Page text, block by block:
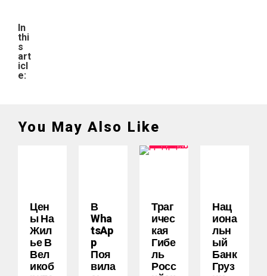
In
thi
s
art
icl
e:
You May Also Like
Цен
Ы На
Жил
Ье В
Вел
Икоб
В
Wha
TsAp
P
Поя
Вила
Траг
Ичес
Кая
Гибе
Ль
Росс
Нац
Иона
Льн
Ый
Банк
Груз